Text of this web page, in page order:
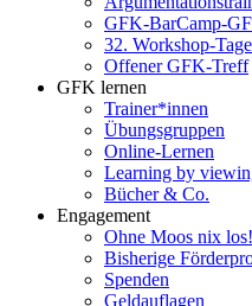
GFK-BarCamp-
32. Workshop-
Offener GFK-Treff
GFK lernen
Trainer*innen
Übungsgruppen
Online-Lernen
Learning by
Bücher & Co.
Engagement
Ohne Moos nix
Bisherige
Spenden
Geldauflagen